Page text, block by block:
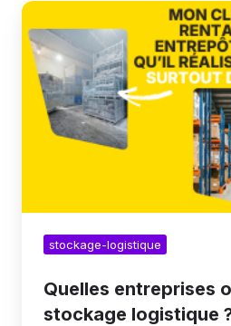
Quelles
entreprises
ont
besoin
de
stockage
logistique
transporteur
son
entrepôt
stockage-logistique
Quelles entreprises
stockage logistique